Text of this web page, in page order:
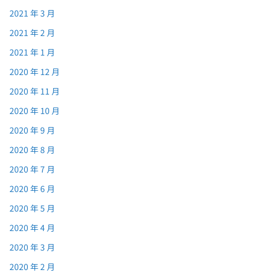
2021 年 3 月
2021 年 2 月
2021 年 1 月
2020 年 12 月
2020 年 11 月
2020 年 10 月
2020 年 9 月
2020 年 8 月
2020 年 7 月
2020 年 6 月
2020 年 5 月
2020 年 4 月
2020 年 3 月
2020 年 2 月